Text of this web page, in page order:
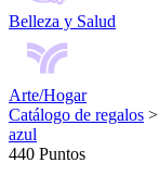
Belleza y Salud
Arte/Hogar
Catálogo de regalos >
azul
440 Puntos